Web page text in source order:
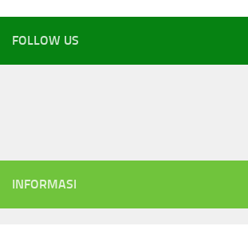
FOLLOW US
INFORMASI